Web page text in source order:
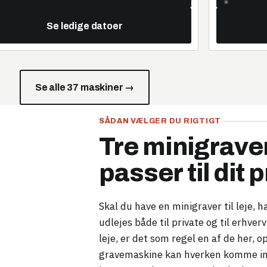
Se ledige datoer
Se alle 37 maskiner →
SÅDAN VÆLGER DU RIGTIGT
Tre
passer til dit
Skal du have en minigraver til leje,
udlejes både til private og til
leje, er det som regel en af de her,
gravemaskine kan hverken komme